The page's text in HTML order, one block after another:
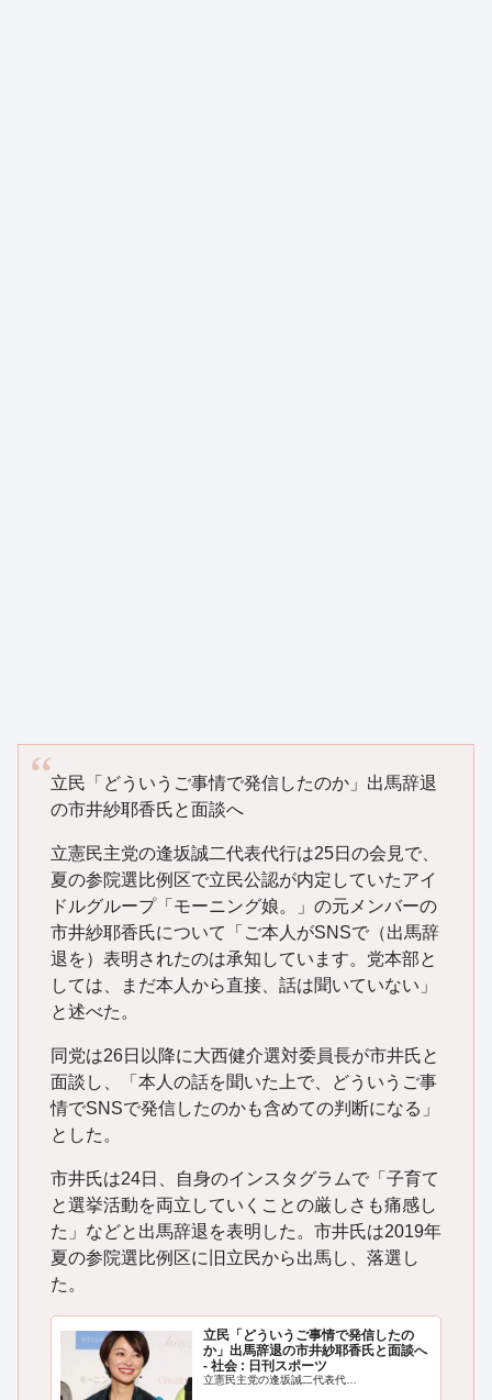
立民「どういうご事情で発信したのか」出馬辞退
の市井紗耶香氏と面談へ
立憲民主党の逢坂誠二代表代行は25日の会見で、
夏の参院選比例区で立民公認が内定していたアイ
ドルグループ「モーニング娘。」の元メンバーの
市井紗耶香氏について「ご本人がSNSで（出馬辞
退を）表明されたのは承知しています。党本部と
しては、まだ本人から直接、話は聞いていない」
と述べた。
同党は26日以降に大西健介選対委員長が市井氏と
面談し、「本人の話を聞いた上で、どういうご事
情でSNSで発信したのかも含めての判断になる」
とした。
市井氏は24日、自身のインスタグラムで「子育て
と選挙活動を両立していくことの厳しさも痛感し
た」などと出馬辞退を表明した。市井氏は2019年
夏の参院選比例区に旧立民から出馬し、落選し
た。
立民「どういうご事情で発信したの
か」出馬辞退の市井紗耶香氏と面談へ
- 社会 : 日刊スポーツ
立憲民主党の逢坂誠二代表代…